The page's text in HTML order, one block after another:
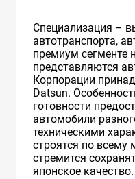
Специализация –
автотранспорта,
премиум сегменте
представляются
Корпорации
Datsun.
готовности
автомобили
техническими
строятся по всему
стремится
японское